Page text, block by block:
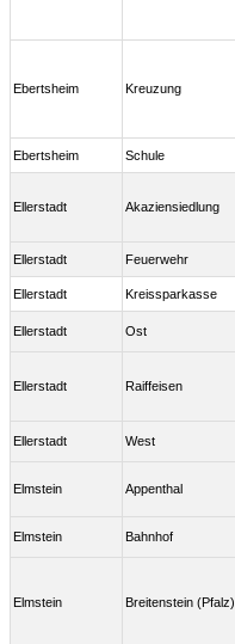
Ebertsheim Kreuzung
Ebertsheim Schule
Ellerstadt Akaziensiedlung
Ellerstadt Feuerwehr
Ellerstadt Kreissparkasse
Ellerstadt Ost
Ellerstadt Raiffeisen
Ellerstadt West
Elmstein Appenthal
Elmstein Bahnhof
Elmstein Breitenstein (Pfalz)